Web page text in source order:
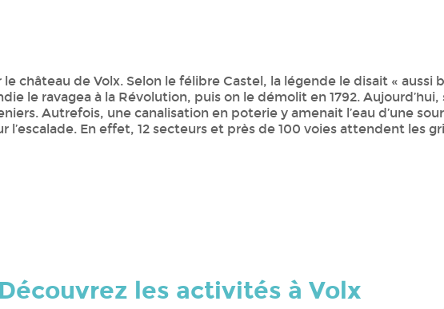
château de Volx. Selon le félibre Castel, la légende le disait « aussi
le ravagea à la Révolution, puis on le démolit en 1792.
Autrefois, une canalisation en poterie y amenait l’eau d’une
l’escalade. En effet, 12 secteurs et près de 100 voies attendent les
les activités à Volx